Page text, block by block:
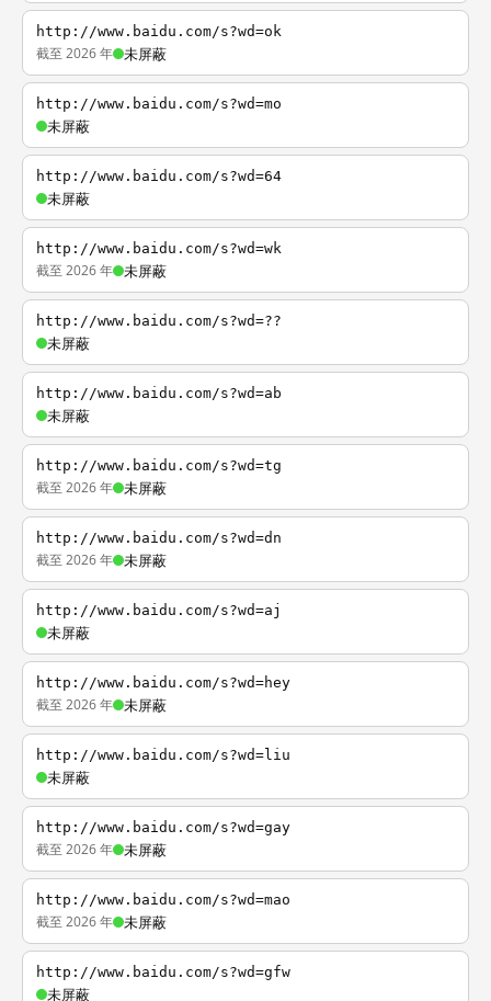
http://www.baidu.com/s?wd=ok
截至 2026 年 未屏蔽
http://www.baidu.com/s?wd=mo
未屏蔽
http://www.baidu.com/s?wd=64
未屏蔽
http://www.baidu.com/s?wd=wk
截至 2026 年 未屏蔽
http://www.baidu.com/s?wd=??
未屏蔽
http://www.baidu.com/s?wd=ab
未屏蔽
http://www.baidu.com/s?wd=tg
截至 2026 年 未屏蔽
http://www.baidu.com/s?wd=dn
截至 2026 年 未屏蔽
http://www.baidu.com/s?wd=aj
未屏蔽
http://www.baidu.com/s?wd=hey
截至 2026 年 未屏蔽
http://www.baidu.com/s?wd=liu
未屏蔽
http://www.baidu.com/s?wd=gay
截至 2026 年 未屏蔽
http://www.baidu.com/s?wd=mao
截至 2026 年 未屏蔽
http://www.baidu.com/s?wd=gfw
未屏蔽